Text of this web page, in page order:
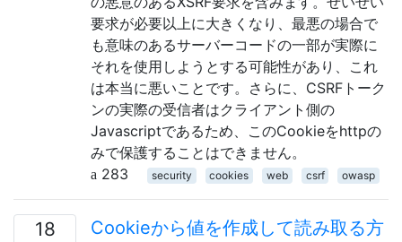
要求が必要以上に大きくなり、最悪の場合で
も意味のあるサーバーコードの一部が実際に
それを使用しようとする可能性があり、これ
は本当に悪いことです。さらに、CSRFトーク
ンの実際の受信者はクライアント側の
Javascriptであるため、このCookieをhttpの
みで保護することはできません。
283
security cookies web csrf owasp
18
Cookieから値を作成して読み取る方